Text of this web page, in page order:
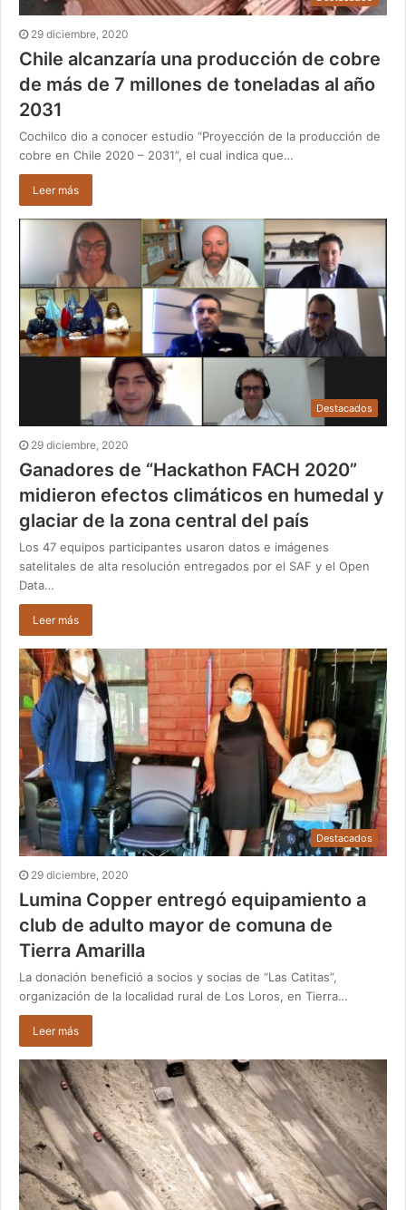
29 diciembre, 2020
Chile alcanzaría una producción de cobre
de más de 7 millones de toneladas al año
2031
Cochilco dio a conocer estudio “Proyección de la producción de
cobre en Chile 2020 – 2031”, el cual indica que…
Leer más
Destacados
29 diciembre, 2020
Ganadores de “Hackathon FACH 2020”
midieron efectos climáticos en humedal y
glaciar de la zona central del país
Los 47 equipos participantes usaron datos e imágenes
satelitales de alta resolución entregados por el SAF y el Open
Data…
Leer más
Destacados
29 diciembre, 2020
Lumina Copper entregó equipamiento a
club de adulto mayor de comuna de
Tierra Amarilla
La donación benefició a socios y socias de “Las Catitas”,
organización de la localidad rural de Los Loros, en Tierra…
Leer más